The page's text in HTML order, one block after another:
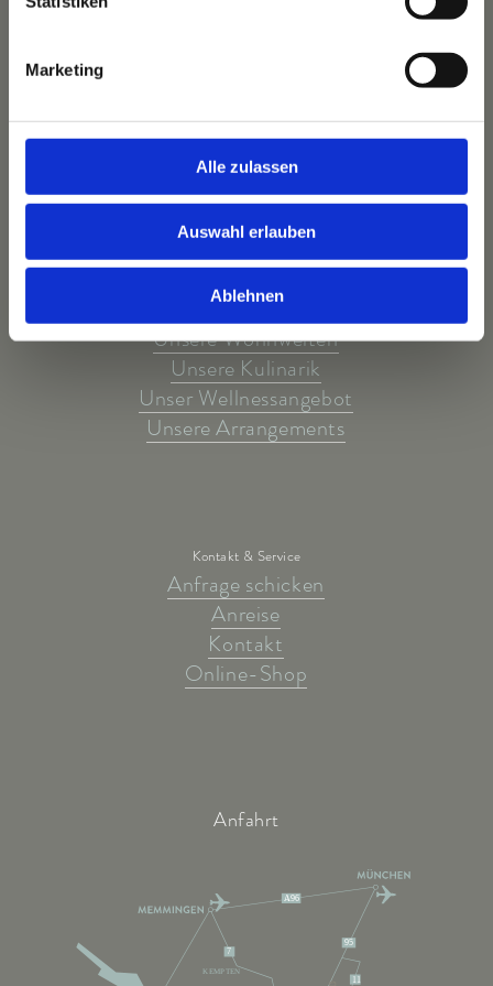
Marketing
Alle zulassen
Auswahl erlauben
Ablehnen
Unsere Tradition
Unser Team
Unsere Wohnwelten
Unsere Kulinarik
Unser Wellnessangebot
Unsere Arrangements
Kontakt & Service
Anfrage schicken
Anreise
Kontakt
Online-Shop
Anfahrt
A96
95
11
7
KEMPTEN